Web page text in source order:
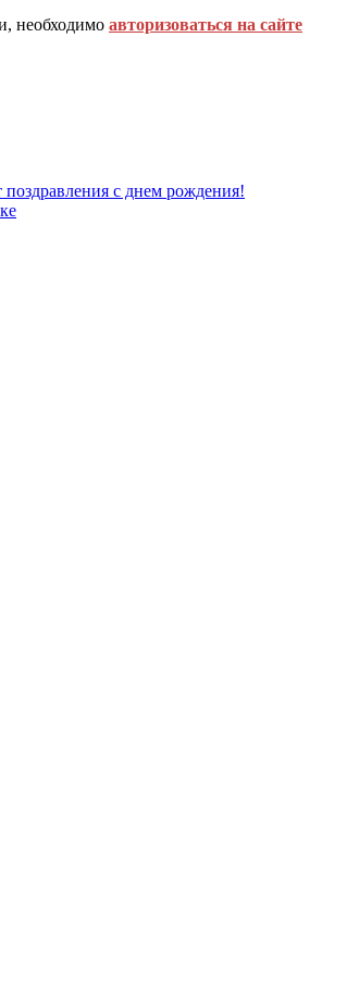
необходимо авторизоваться на сайте
с днем рождения!